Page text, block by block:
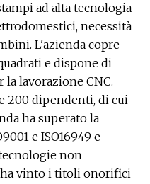
ad alta tecnologia
necessità
L'azienda copre
e dispone di
la lavorazione CNC.
200 dipendenti, di cui
ha superato la
e ISO16949 e
non
ha vinto i titoli onorifici